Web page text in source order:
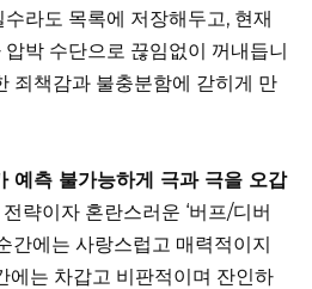
라도 목록에 저장해두고, 현재
박 수단으로 끊임없이 꺼내듭니
죄책감과 불충분함에 갇히게 만
예측 불가능하게 극과 극을 오갑
전략이자 혼란스러운 ‘버프/디버
간에는 사랑스럽고 매력적이지
에는 차갑고 비판적이며 잔인하